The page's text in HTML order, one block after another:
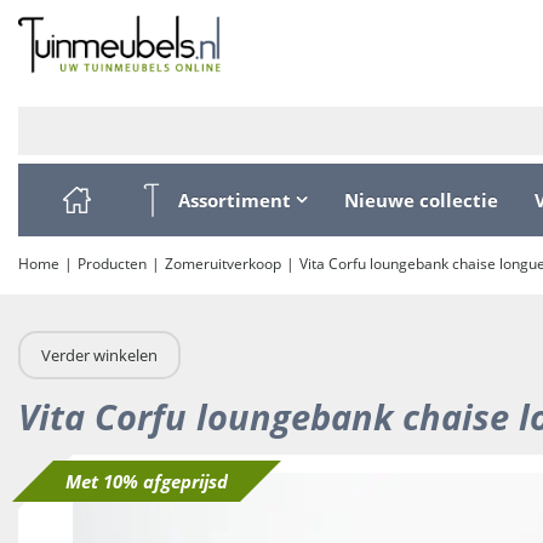
Ga
naar
content
Home Producten Zomeruitverkoop Vita Corfu loungebank chaise
Assortiment Nieuwe collectie
Verder winkelen
Vita Corfu loungebank chaise
Met 10% afgeprijsd